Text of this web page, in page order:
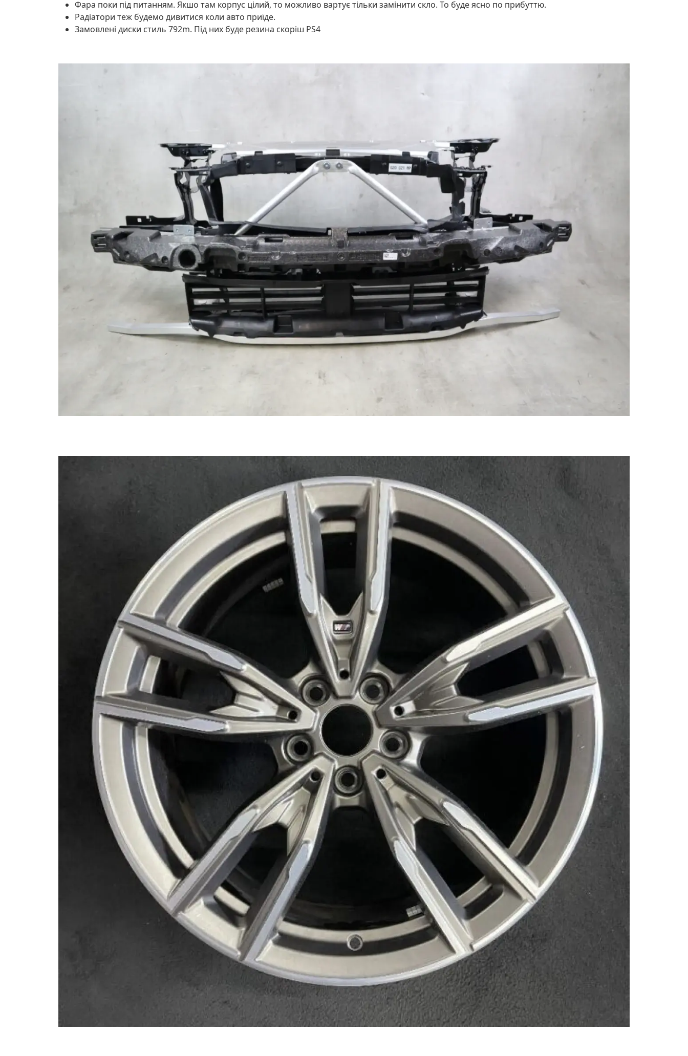
Фара поки під питанням. Якшо там корпус цілий, то можливо вартує тільки замінити скло. То буде ясно по прибуттю.
Радіатори теж будемо дивитися коли авто приїде.
Замовлені диски стиль 792m. Під них буде резина скоріш PS4